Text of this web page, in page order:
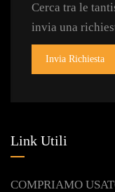
Cerca tra le
invia una
Invia Richiesta
Link Utili
COMPRIAMO